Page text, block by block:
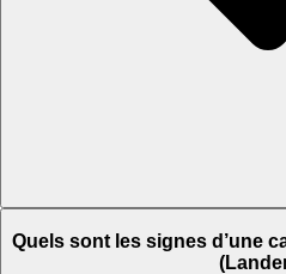
Quels sont les signes d’une